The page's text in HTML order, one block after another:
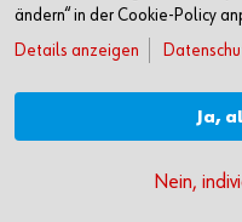
Per
Verkauf nur an Unternehmer,
ändern“ in der Cookie-Policy
Details anzeigen
Ja,
Nein,